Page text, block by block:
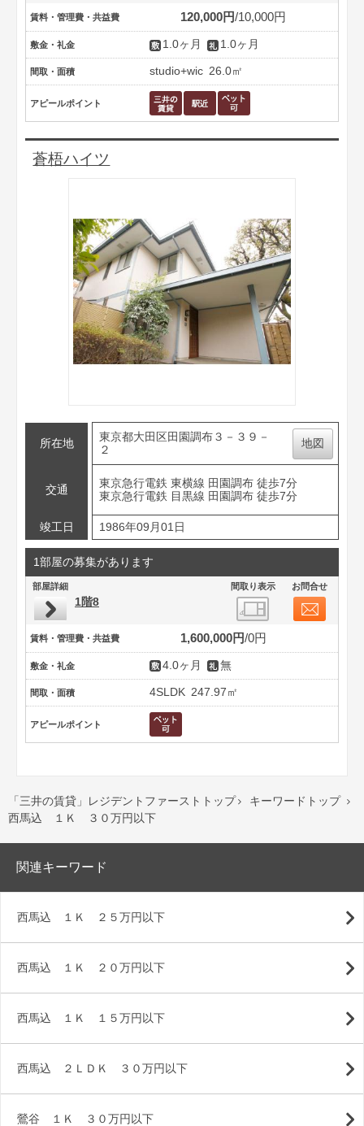
賃料・管理費・共益費 120,000円 10,000円
敷金・礼金 1.0ヶ月 1.0ヶ月
間取・面積 studio+wic 26.0㎡
アピールポイント
蒼梧ハイツ
所在地
東京都大田区田園調布３－３９－
２
地図
交通
東京急行電鉄 東横線 田園調布 徒歩7分
東京急行電鉄 目黒線 田園調布 徒歩7分
竣工日 1986年09月01日
1部屋の募集があります
部屋詳細 間取り表示 お問合せ
1階8
賃料・管理費・共益費 1,600,000円 0円
敷金・礼金 4.0ヶ月 無
間取・面積 4SLDK 247.97㎡
アピールポイント
「三井の賃貸」レジデントファーストトップ  キーワードトップ 
西馬込 １Ｋ ３０万円以下
関連キーワード
西馬込 １Ｋ ２５万円以下
西馬込 １Ｋ ２０万円以下
西馬込 １Ｋ １５万円以下
西馬込 ２ＬＤＫ ３０万円以下
鶯谷 １Ｋ ３０万円以下